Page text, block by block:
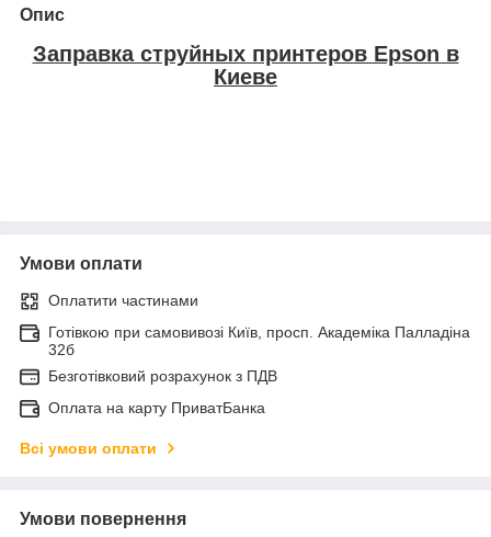
Опис
Заправка струйных принтеров Epson в
Киеве
Умови оплати
Оплатити частинами
Готівкою при самовивозі Київ, просп. Академіка Палладіна
32б
Безготівковий розрахунок з ПДВ
Оплата на карту ПриватБанка
Всі умови оплати
Умови повернення